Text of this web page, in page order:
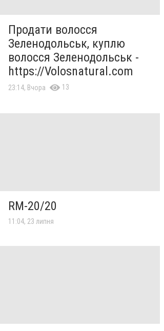
Продати волосся
Зеленодольськ, куплю
волосся Зеленодольськ -
https://Volosnatural.com
23:14, Вчора 13
RM-20/20
11:04, 23 липня